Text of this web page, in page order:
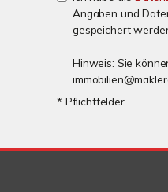
Angaben und
gespeichert
Hinweis: Sie
* Pflichtfelder